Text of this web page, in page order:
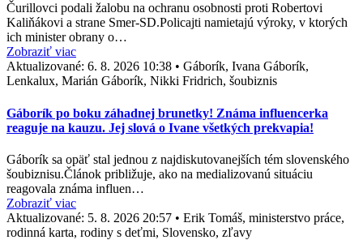
Čurillovci podali žalobu na ochranu osobnosti proti Robertovi
Kaliňákovi a strane Smer-SD.Policajti namietajú výroky, v ktorých
ich minister obrany o…
Zobraziť viac
Aktualizované: 6. 8. 2026 10:38 • Gáborík, Ivana Gáborík,
Lenkalux, Marián Gáborík, Nikki Fridrich, šoubiznis
Gáborík po boku záhadnej brunetky! Známa influencerka
reaguje na kauzu. Jej slová o Ivane všetkých prekvapia!
Gáborík sa opäť stal jednou z najdiskutovanejších tém slovenského
šoubiznisu.Článok približuje, ako na medializovanú situáciu
reagovala známa influen…
Zobraziť viac
Aktualizované: 5. 8. 2026 20:57 • Erik Tomáš, ministerstvo práce,
rodinná karta, rodiny s deťmi, Slovensko, zľavy